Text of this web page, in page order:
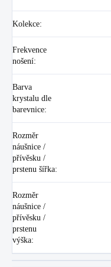
Kolekce:
Frekvence
nošení:
Barva
krystalu dle
barevnice:
Rozměr
náušnice /
přívěsku /
prstenu šířka:
Rozměr
náušnice /
přívěsku /
prstenu
výška: